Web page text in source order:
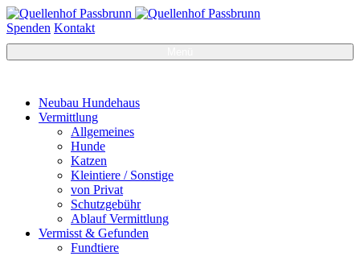
Spenden Kontakt
Neubau Hundehaus
Vermittlung
Allgemeines
Hunde
Katzen
Kleintiere / Sonstige
von Privat
Schutzgebühr
Ablauf Vermittlung
Vermisst & Gefunden
Fundtiere